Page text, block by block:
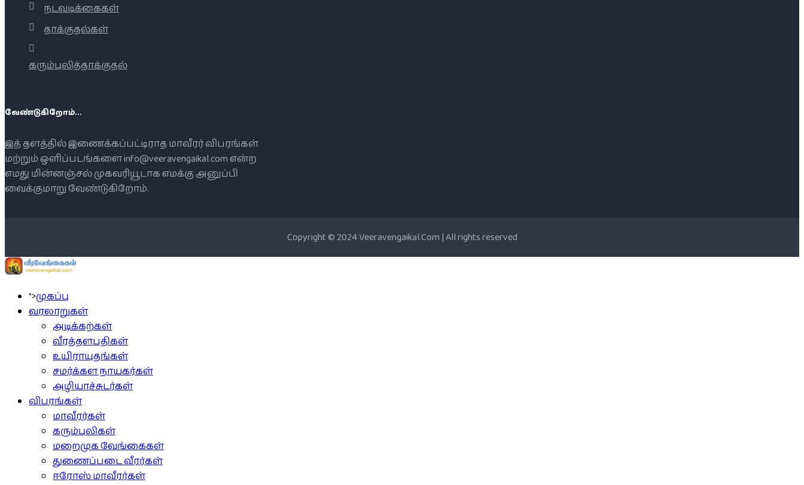
நடவடிக்கைகள்
தாக்குதல்கள்
கரும்புலித்தாக்குதல்
வேண்டுகிறோம்...
இத் தளத்தில் இணைக்கப்பட்டிராத மாவீரர் விபரங்கள்
மற்றும் ஒளிப்படங்களை info@veeravengaikal.com என்ற
எமது மின்னஞ்சல் முகவரியூடாக எமக்கு அனுப்பி
வைக்குமாறு வேண்டுகிறோம்.
Copyright © 2024 Veeravengaikal.Com | All rights reserved
">முகப்பு
வரலாறுகள்
அடிக்கற்கள்
வீரத்தளபதிகள்
உயிராயுதங்கள்
சமர்க்கள நாயகர்கள்
அழியாச்சுடர்கள்
விபரங்கள்
மாவீரர்கள்
கரும்புலிகள்
மறைமுக வேங்கைகள்
துணைப்படை வீரர்கள்
ஈரோஸ் மாவீரர்கள்